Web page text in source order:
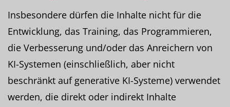
Insbesondere dürfen die Inhalte nicht für die
Entwicklung, das Training, das Programmieren,
die Verbesserung und/oder das Anreichern von
KI-Systemen (einschließlich, aber nicht
beschränkt auf generative KI-Systeme) verwendet
werden, die direkt oder indirekt Inhalte